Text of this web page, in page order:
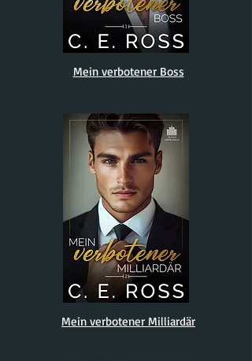
Mein verbotener Boss
Mein verbotener Milliardär